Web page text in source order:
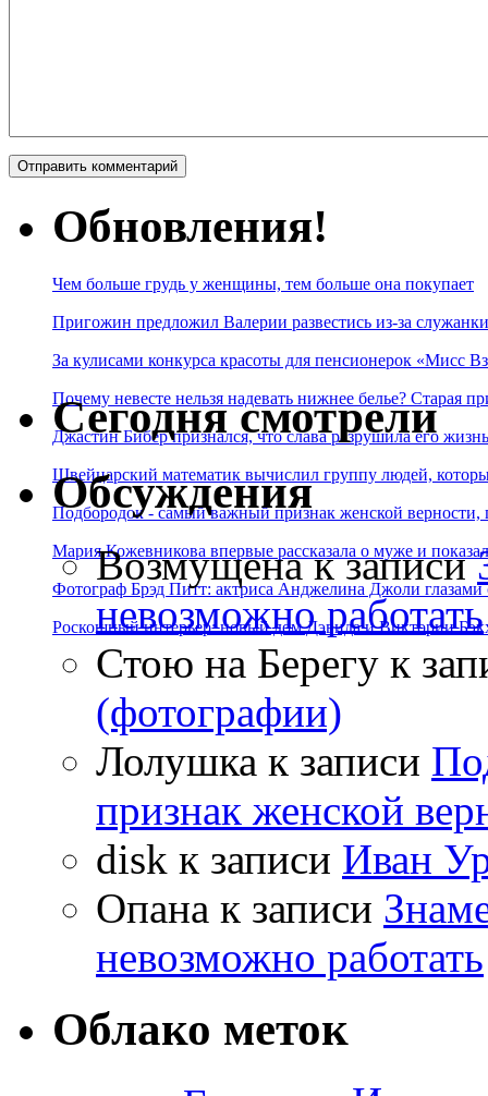
Обновления!
Чем больше грудь у женщины, тем больше она покупает
Пригожин предложил Валерии развестись из-за
За кулисами конкурса красоты для пенсионерок «Мисс
Почему невесте нельзя надевать нижнее белье? Старая
Джастин Бибер признался, что слава разрушила его
Швейцарский математик вычислил группу людей,
Подбородок - самый важный признак женской
Мария Кожевникова впервые рассказала о муже и
Фотограф Брэд Питт: актриса Анджелина Джоли глазами
Роскошный интерьер: новый дом Дэвида и Виктории
Сегодня смотрели
Обсуждения
Возмущенак записи
невозможно работать
Стою на Берегу к
(фотографии)
Лолушка к записи
признак женской
disk к записи Иван
Опана к записи
невозможно работать
Облако меток